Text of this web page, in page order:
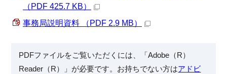
（PDF 425.7 KB）
事務局説明資料 （PDF 2.9 MB）
PDFファイルをご覧いただくには、「Adobe（R）
Reader（R）」が必要です。お持ちでない方はアドビ